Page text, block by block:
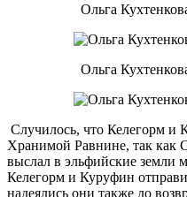
Ольга
Ольга
Случилось, что Келегорм и
Хранимой Равнине, так как
выслал в эльфийские земли
Келегорм и Куруфин
надеялись они также до